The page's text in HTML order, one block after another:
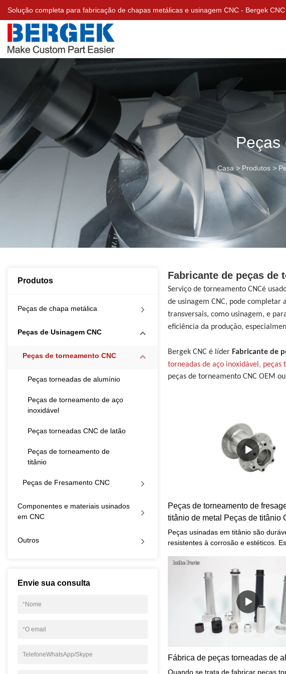
Solução completa para fabricação de chapas metálicas e usinagem CNC - Bergek CNC
Peças
Casa > Produtos >
Produtos
Peças de chapa metálica
Peças de Usinagem CNC
Peças de torneamento CNC
Peças torneadas de alumínio
Peças de torneamento de aço
inoxidável
Peças torneadas CNC de latão
Peças de torneamento de
titânio
Peças de Fresamento CNC
Componentes e materiais usinados
em CNC
Outros
Envie sua consulta
*Nome
*O email
TelefoneWhatsApp/Skype
Fabricante de peças de
Serviço de torneamento CNCé
de usinagem CNC, pode
transversais, como usinagem, e
eficiência da produção,
Bergek CNC é líder Fabricante de
torneadas de aço inoxidável, peças
peças de torneamento CNC OEM
Peças de torneamento de
titânio de metal Peças de titânio
Peças usinadas em titânio são
resistentes à corrosão e estéticos.
setores.
Fábrica de peças torneadas de
Quando se trata de fabricar peças